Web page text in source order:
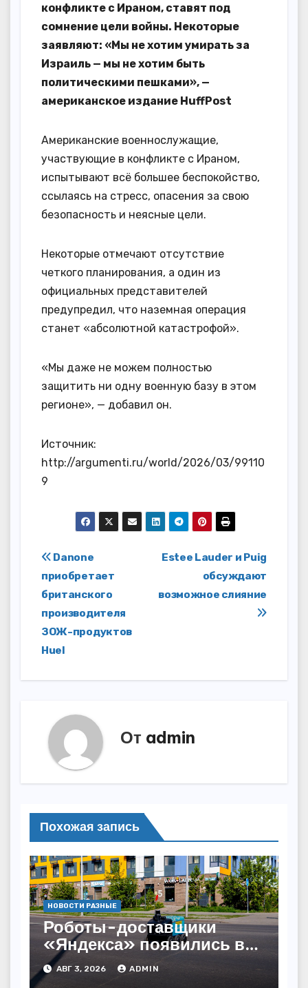
конфликте с Ираном, ставят под
сомнение цели войны. Некоторые
заявляют: «Мы не хотим умирать за
Израиль — мы не хотим быть
политическими пешками», —
американское издание HuffPost
Американские военнослужащие,
участвующие в конфликте с Ираном,
испытывают всё большее беспокойство,
ссылаясь на стресс, опасения за свою
безопасность и неясные цели.
Некоторые отмечают отсутствие
четкого планирования, а один из
официальных представителей
предупредил, что наземная операция
станет «абсолютной катастрофой».
«Мы даже не можем полностью
защитить ни одну военную базу в этом
регионе», — добавил он.
Источник:
http://argumenti.ru/world/2026/03/99110
9
Навигация
по
записям
Estee Lauder и Puig
обсуждают
возможное слияние
Danone
приобретает
британского
производителя
ЗОЖ-продуктов
Huel
От admin
Похожая запись
НОВОСТИ РАЗНЫЕ
Роботы-доставщики
«Яндекса» появились в
Казахстане
АВГ 3, 2026 ADMIN